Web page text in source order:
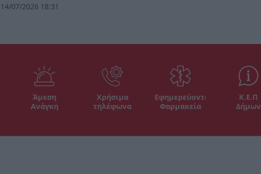
14/07/2026 18:31
Άμεση
Ανάγκη
Χρήσιμα
τηλέφωνα
Εφημερεύοντα
Φαρμακεία
Κ.Ε.Π
Δήμων